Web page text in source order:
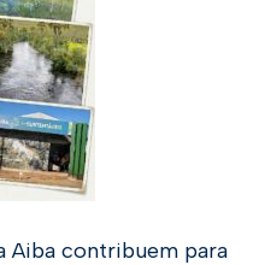
Aiba contribuem para